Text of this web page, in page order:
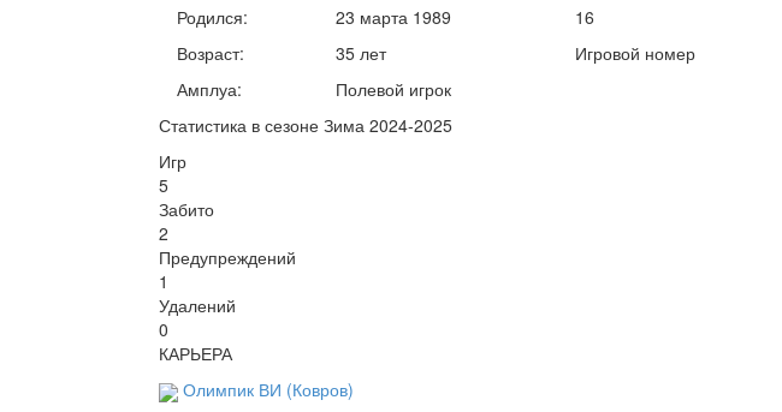
Родился:
Возраст:
Амплуа:
23 марта 1989
35 лет
Полевой игрок
16
Игровой номер
Статистика в сезоне Зима 2024-2025
Игр
5
Забито
2
Предупреждений
1
Удалений
0
КАРЬЕРА
Олимпик ВИ (Ковров)